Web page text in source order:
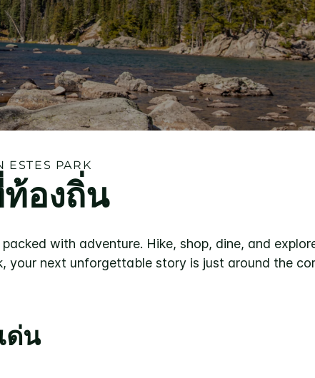
ESTES PARK
องถิ่น
with adventure. Hike, shop, dine, and
your next unforgettable story is just around the
ด่น